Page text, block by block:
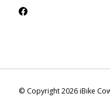
© Copyright 2026 iBike